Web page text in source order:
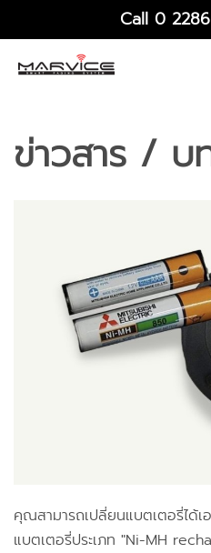
Call 0
ข่าวสาร / บ
คุณสามารถ​เปลี่ยนแบตเตอรี่ได้เอ
แบตเตอรี่​ประเภท "Ni-MH